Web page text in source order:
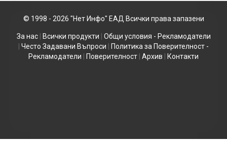
© 1998 - 2026 "Нет Инфо" ЕАД Всички права запазени
За нас| Всички продукти
Общи условия - Рекламодатели
Често Задавани Въпроси
Политика за Поверителност -
Рекламодатели
Поверителност Архив Контакти